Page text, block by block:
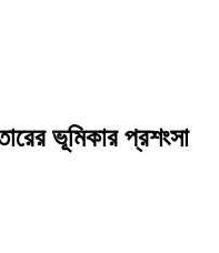
ভূমিকার প্রশংসা